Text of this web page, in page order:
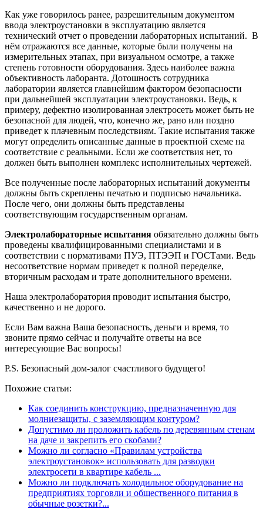
Как уже говорилось ранее, разрешительным документом
ввода электроустановки в эксплуатацию является
технический отчет о проведении лабораторных испытаний. В
нём отражаются все данные, которые были получены на
измерительных этапах, при визуальном осмотре, а также
степень готовности оборудования. Здесь наиболее важна
объективность лаборанта. Дотошность сотрудника
лаборатории является главнейшим фактором безопасности
при дальнейшей эксплуатации электроустановки. Ведь, к
примеру, дефектно изолированная электросеть может быть не
безопасной для людей, что, конечно же, рано или поздно
приведет к плачевным последствиям. Такие испытания также
могут определить описанные данные в проектной схеме на
соответствие с реальными. Если же соответствия нет, то
должен быть выполнен комплекс исполнительных чертежей.
Все полученные после лабораторных испытаний документы
должны быть скреплены печатью и подписью начальника.
После чего, они должны быть представлены
соответствующим государственным органам.
Электролабораторные испытания обязательно должны быть
проведены квалифицированными специалистами и в
соответствии с нормативами ПУЭ, ПТЭЭП и ГОСТами. Ведь
несоответствие нормам приведет к полной переделке,
вторичным расходам и трате дополнительного времени.
Наша электролаборатория проводит испытания быстро,
качественно и не дорого.
Если Вам важна Ваша безопасность, деньги и время, то
звоните прямо сейчас и получайте ответы на все
интересующие Вас вопросы!
P.S. Безопасный дом-залог счастливого будущего!
Похожие статьи:
Как соединить конструкцию, предназначенную для
молниезащиты, с заземляющим контуром?
Допустимо ли проложить кабель по деревянным стенам
на даче и закрепить его скобами?
Можно ли согласно «Правилам устройства
электроустановок» использовать для разводки
электросети в квартире кабель ...
Можно ли подключать холодильное оборудование на
предприятиях торговли и общественного питания в
обычные розетки?...